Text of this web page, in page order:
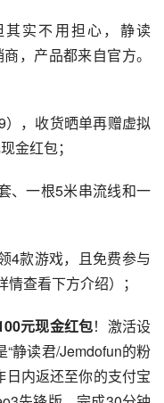
实不用担心，静读
，产品都来自官方。
，收货晒单再赠虚拟
金红包；
、一根5米串流线和一
4款游戏，且免费参与
查看下方介绍）；
元现金红包！激活设
静读君/Jemdofun的粉
日内返还至你的支付宝